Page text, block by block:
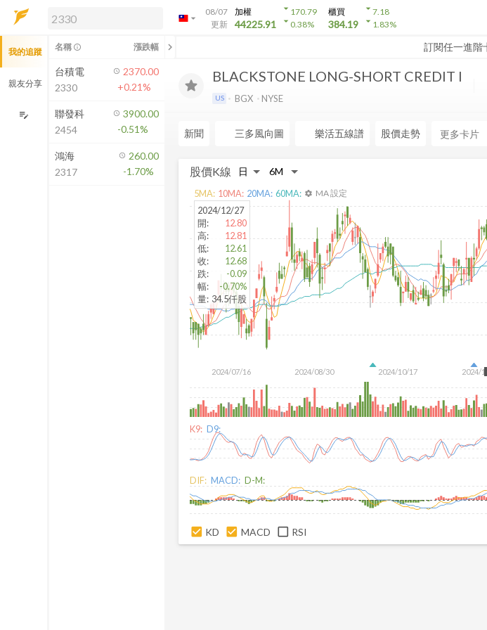
arrow_drop_down
08/07
更新
加權
44225.91
arrow_drop_down170.79
arrow_drop_down0.38%
櫃買
384.19
arrow_drop_down7.18
arrow_drop_down1.83%
訂閱任一進階
解鎖即時行情及進階功能
方案」，即可解鎖以下功能：
即時行情
即時市況與排行
成交金額熱力圖
前往方案訂閱
如何綁定合作券商
BLACKSTONE LONG-SHORT CREDIT I
US BGX NYSE
新聞 三多風向圖 樂活五線譜 股價走勢
股價K線
2024/07/16 2024/08/30 2024/10/17 2024/
2024/12/27
開:
12.80
高:
12.81
低:
12.61
收:
12.68
跌:
-0.09
幅:
-0.70%
量: 34.5仟股
5MA: 10MA: 20MA: 60MA: settings MA 設定
K9: D9:
DIF: MACD: D-M:
KD MACD RSI
我的追蹤
親友分享
edit_note
名稱 info_outline 漲跌幅 chevron_left
台積電
2330
2370.00
+0.21%
聯發科
2454
3900.00
-0.51%
鴻海
2317
260.00
-1.70%